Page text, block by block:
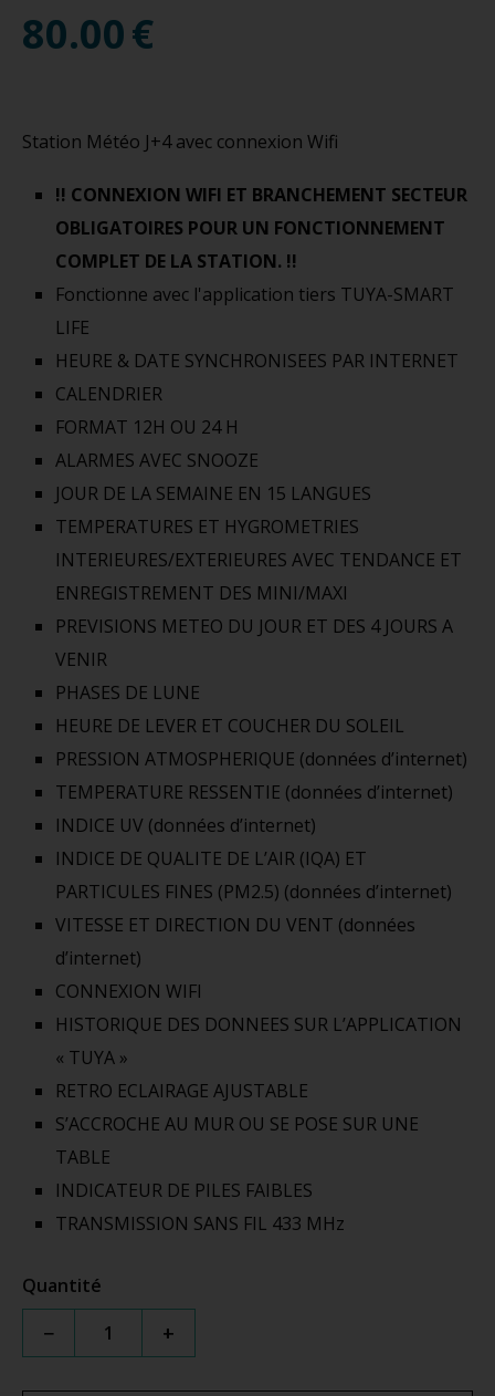
80.00€
Station Météo J+4 avec connexion Wifi
!! CONNEXION WIFI ET BRANCHEMENT SECTEUR
OBLIGATOIRES POUR UN FONCTIONNEMENT
COMPLET DE LA STATION. !!
Fonctionne avec l'application tiers TUYA-SMART
LIFE
HEURE & DATE SYNCHRONISEES PAR INTERNET
CALENDRIER
FORMAT 12H OU 24 H
ALARMES AVEC SNOOZE
JOUR DE LA SEMAINE EN 15 LANGUES
TEMPERATURES ET HYGROMETRIES
INTERIEURES/EXTERIEURES AVEC TENDANCE ET
ENREGISTREMENT DES MINI/MAXI
PREVISIONS METEO DU JOUR ET DES 4 JOURS A
VENIR
PHASES DE LUNE
HEURE DE LEVER ET COUCHER DU SOLEIL
PRESSION ATMOSPHERIQUE (données d’internet)
TEMPERATURE RESSENTIE (données d’internet)
INDICE UV (données d’internet)
INDICE DE QUALITE DE L’AIR (IQA) ET
PARTICULES FINES (PM2.5) (données d’internet)
VITESSE ET DIRECTION DU VENT (données
d’internet)
CONNEXION WIFI
HISTORIQUE DES DONNEES SUR L’APPLICATION
« TUYA »
RETRO ECLAIRAGE AJUSTABLE
S’ACCROCHE AU MUR OU SE POSE SUR UNE
TABLE
INDICATEUR DE PILES FAIBLES
TRANSMISSION SANS FIL 433 MHz
Quantité
− +